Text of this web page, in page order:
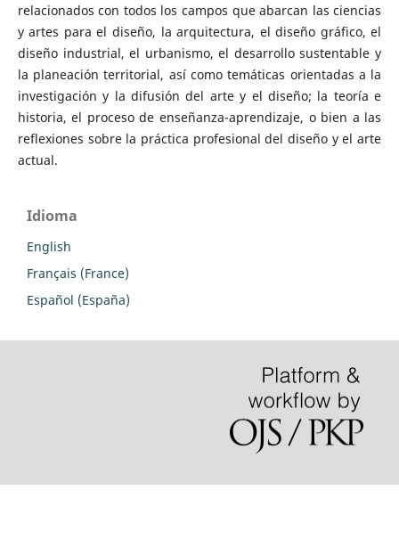
relacionados con todos los campos que abarcan las ciencias
y artes para el diseño, la arquitectura, el diseño gráfico, el
diseño industrial, el urbanismo, el desarrollo sustentable y
la planeación territorial, así como temáticas orientadas a la
investigación y la difusión del arte y el diseño; la teoría e
historia, el proceso de enseñanza-aprendizaje, o bien a las
reflexiones sobre la práctica profesional del diseño y el arte
actual.
Idioma
English
Français (France)
Español (España)